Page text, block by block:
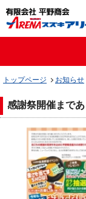
トップページ お知らせ
感謝祭開催まであ